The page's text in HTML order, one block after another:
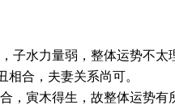
子水力量弱，整体运势不太
相合，夫妻关系尚可。
，寅木得生，故整体运势有